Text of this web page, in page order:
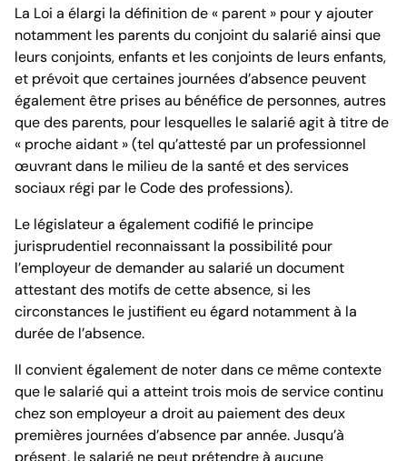
La Loi a élargi la définition de « parent » pour y ajouter
notamment les parents du conjoint du salarié ainsi que
leurs conjoints, enfants et les conjoints de leurs enfants,
et prévoit que certaines journées d’absence peuvent
également être prises au bénéfice de personnes, autres
que des parents, pour lesquelles le salarié agit à titre de
« proche aidant » (tel qu’attesté par un professionnel
œuvrant dans le milieu de la santé et des services
sociaux régi par le Code des professions).
Le législateur a également codifié le principe
jurisprudentiel reconnaissant la possibilité pour
l’employeur de demander au salarié un document
attestant des motifs de cette absence, si les
circonstances le justifient eu égard notamment à la
durée de l’absence.
Il convient également de noter dans ce même contexte
que le salarié qui a atteint trois mois de service continu
chez son employeur a droit au paiement des deux
premières journées d’absence par année. Jusqu’à
présent, le salarié ne peut prétendre à aucune